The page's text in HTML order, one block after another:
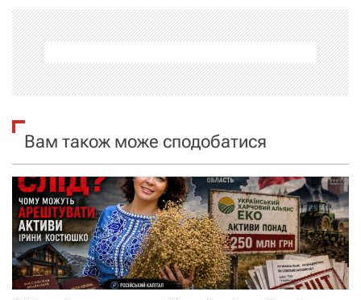
г
а
ц
і
я
з
а
п
Вам також може сподобатися